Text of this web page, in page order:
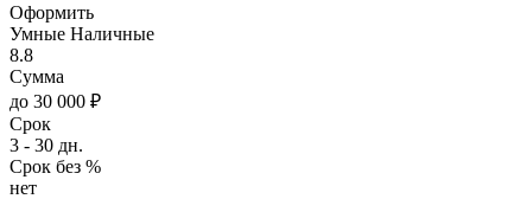
Оформить
Умные Наличные
8.8
Сумма
до 30 000 ₽
Срок
3 - 30 дн.
Срок без %
нет